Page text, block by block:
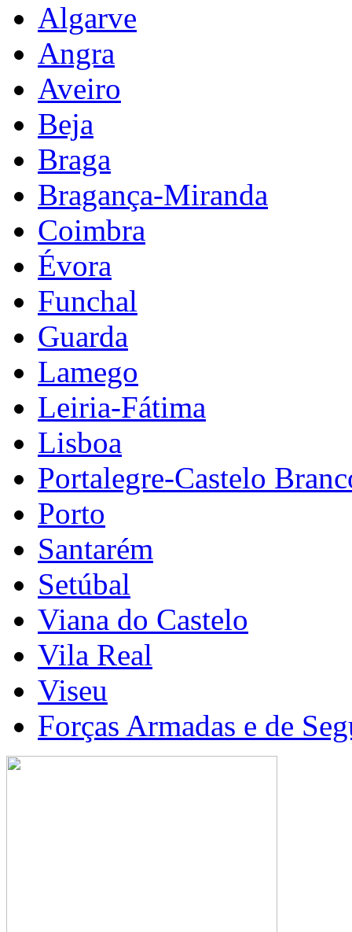
Algarve
Angra
Aveiro
Beja
Braga
Bragança-Miranda
Coimbra
Évora
Funchal
Guarda
Lamego
Leiria-Fátima
Lisboa
Portalegre-Castelo
Porto
Santarém
Setúbal
Viana do Castelo
Vila Real
Viseu
Forças Armadas e de